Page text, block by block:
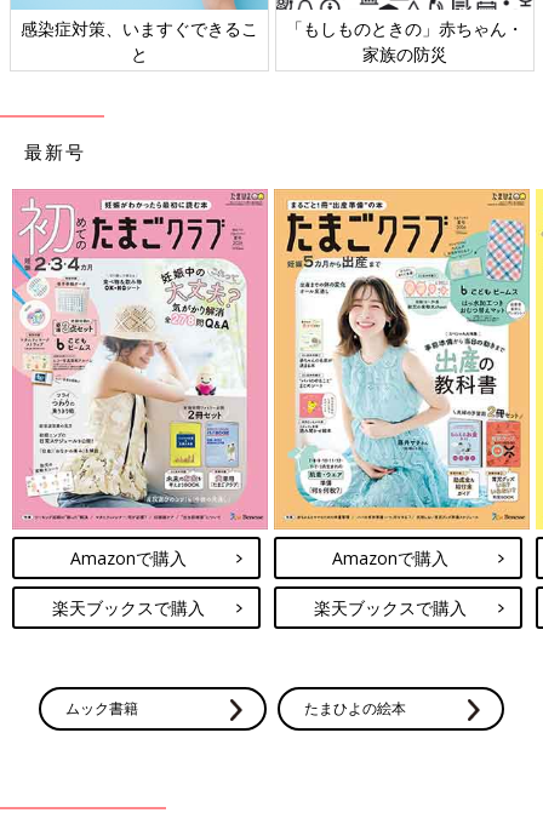
「もしものときの」赤ちゃん・
家族の防災
日本外来小児科学会リーフレッ
ト検討会
最新号
Amazonで購入
楽天ブックスで購入
Amazonで購入
楽天ブックスで購入
ムック書籍 たまひよの絵本